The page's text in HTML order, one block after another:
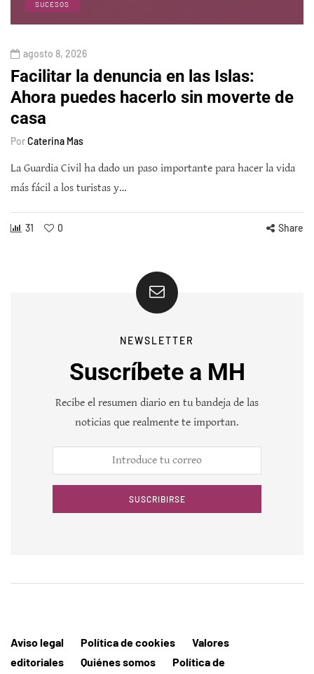
SUCESOS
agosto 8, 2026
Facilitar la denuncia en las Islas:
Ahora puedes hacerlo sin moverte de
casa
PorCaterina Mas
La Guardia Civil ha dado un paso importante para hacer la vida
más fácil a los turistas y…
31 0 Share
NEWSLETTER
Suscríbete a MH
Recibe el resumen diario en tu bandeja de las
noticias que realmente te importan.
SUSCRIBIRSE
Aviso legal Política de cookies
Valores
editoriales
Quiénes somos Política de